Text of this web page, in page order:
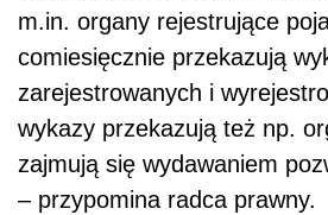
m.in. organy rejestrujące
comiesięcznie przekazują
zarejestrowanych i
wykazy przekazują też np.
zajmują się wydawaniem
– przypomina radca prawny.